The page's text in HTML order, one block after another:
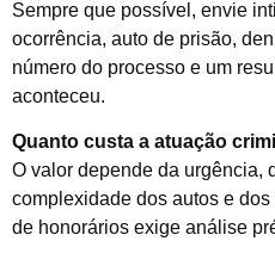
Sempre que possível, envie
ocorrência, auto de prisão,
número do processo e um
aconteceu.
Quanto custa a atuação
O valor depende da urgência,
complexidade dos autos e
de honorários exige análise